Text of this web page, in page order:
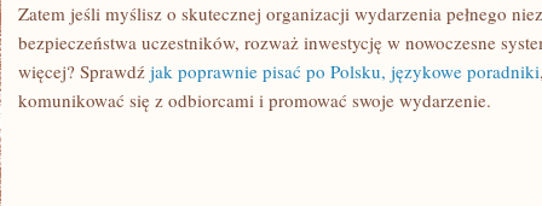
Zatem jeśli myślisz o skutecznej organizacji wydarzenia pełnego
bezpieczeństwa uczestników, rozważ inwestycję w nowoczesne
więcej? Sprawdź jak poprawnie pisać po Polsku, językowe poradniki
komunikować się z odbiorcami i promować swoje wydarzenie.